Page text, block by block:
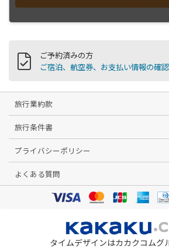
ご予約済みの方
ご宿泊、航空券、お支払い情報の確
旅行業約款
旅行条件書
プライバシーポリシー
よくある質問
タイムデザインはカカクコムグ